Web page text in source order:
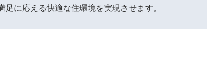
足に応える快適な住環境を実現させます。